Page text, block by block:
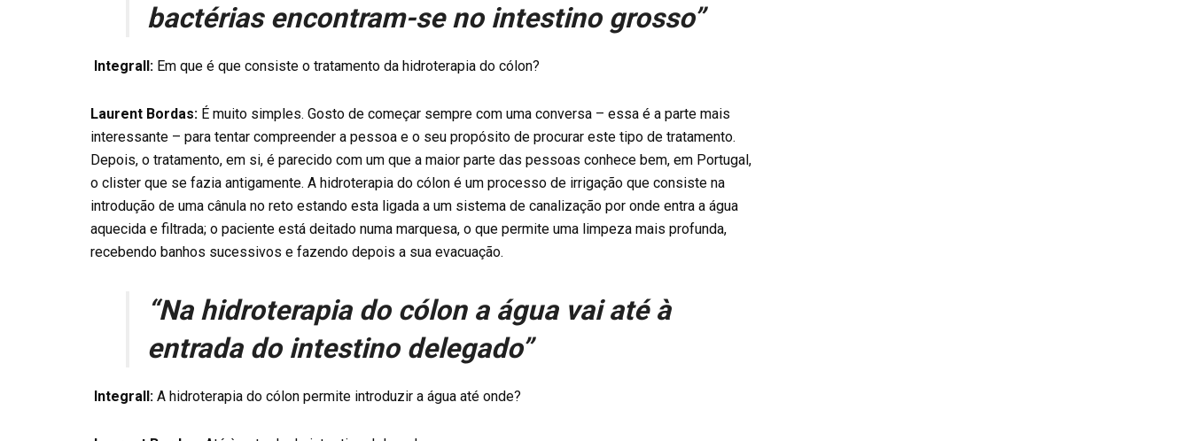
bactérias encontram-se no intestino grosso”
Integrall: Em que é que consiste o tratamento da hidroterapia do cólon?
Laurent Bordas: É muito simples. Gosto de começar sempre com uma conversa – essa é a parte mais
interessante – para tentar compreender a pessoa e o seu propósito de procurar este tipo de tratamento.
Depois, o tratamento, em si, é parecido com um que a maior parte das pessoas conhece bem, em Portugal,
o clister que se fazia antigamente. A hidroterapia do cólon é um processo de irrigação que consiste na
introdução de uma cânula no reto estando esta ligada a um sistema de canalização por onde entra a água
aquecida e filtrada; o paciente está deitado numa marquesa, o que permite uma limpeza mais profunda,
recebendo banhos sucessivos e fazendo depois a sua evacuação.
“Na hidroterapia do cólon a água vai até à
entrada do intestino delegado”
Integrall: A hidroterapia do cólon permite introduzir a água até onde?